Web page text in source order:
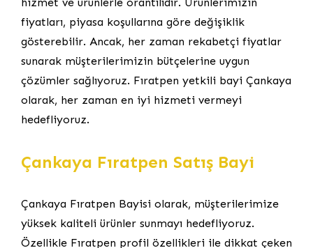
fiyatları, piyasa koşullarına göre değişiklik
gösterebilir. Ancak, her zaman rekabetçi fiyatlar
sunarak müşterilerimizin bütçelerine uygun
çözümler sağlıyoruz. Fıratpen yetkili bayi Çankaya
olarak, her zaman en iyi hizmeti vermeyi
hedefliyoruz.
Çankaya Fıratpen Satış Bayi
Çankaya Fıratpen Bayisi olarak, müşterilerimize
yüksek kaliteli ürünler sunmayı hedefliyoruz.
Özellikle Fıratpen profil özellikleri ile dikkat çeken